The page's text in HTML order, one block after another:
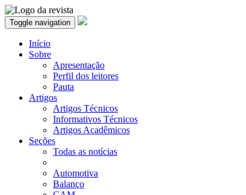
Toggle navigation
Início
Sobre
Apresentação
Perfil dos leitores
Pauta
Artigos
Artigos Técnicos
Informativos Técnicos
Artigos Acadêmicos
Seções
Todas as notícias
Automotiva
Balanço